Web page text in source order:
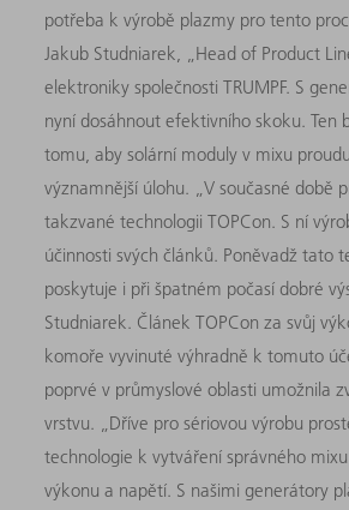
potřeba k výrobě plazmy pro tento
Jakub Studniarek, „Head of Product
elektroniky společnosti TRUMPF. S
nyní dosáhnout efektivního skoku. Ten
tomu, aby solární moduly v mixu
významnější úlohu. „V současné době
takzvané technologii TOPCon. S ní
účinnosti svých článků. Poněvadž tato
poskytuje i při špatném počasí dobré
Studniarek. Článek TOPCon za svůj
komoře vyvinuté výhradně k tomuto
poprvé v průmyslové oblasti umožnila
vrstvu. „Dříve pro sériovou výrobu
technologie k vytváření správného
výkonu a napětí. S našimi generátory